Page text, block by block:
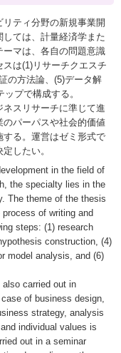
ティ分野の新規事業開
ては、計量経済学また
マは、各自の問題意識
は(1)リサーチクエスチ
の方法論、(5)データ解
プで構成する。
スリサーチに準じて進
パーパスや社会的価値
る。運営はゼミ形式で
したい。
in the field of
the specialty lies in the
The theme of the thesis
of writing and
steps: (1) research
construction, (4)
model analysis, and (6)
carried out in
of business design,
strategy, analysis
individual values is
out in a seminar